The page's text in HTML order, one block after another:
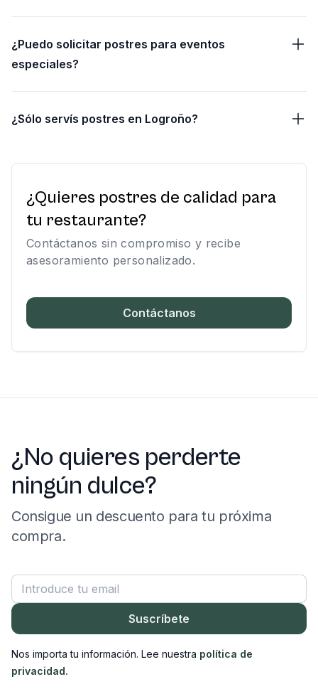
¿Puedo solicitar postres para eventos
especiales?
¿Sólo servís postres en Logroño?
¿Quieres postres de calidad para
tu restaurante?
Contáctanos sin compromiso y recibe
asesoramiento personalizado.
Contáctanos
¿No quieres perderte
ningún dulce?
Consigue un descuento para tu próxima
compra.
Correo electrónico
Suscríbete
Nos importa tu información. Lee nuestra política de
privacidad.